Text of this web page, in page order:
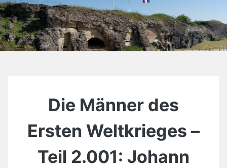
Die Männer des
Ersten Weltkrieges –
Teil 2.001: Johann